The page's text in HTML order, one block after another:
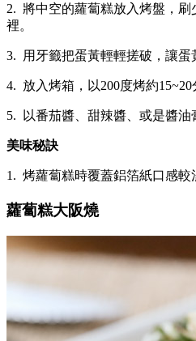
2. 將中空的蘿蔔糕放入烤盤，刷
裡。
3. 用牙籤把蛋黃輕輕搓破，讓蛋
4. 放入烤箱，以200度烤約15~20
5. 以番茄醬、甜辣醬、或是醬油
美味秘訣
1. 烤蘿蔔糕時覆蓋鋁箔紙口感較
蘿蔔糕大阪燒